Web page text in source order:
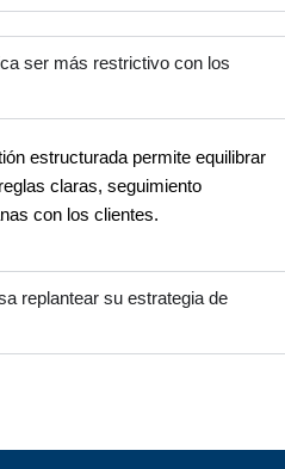
ser más restrictivo con los
estructurada permite equilibrar
claras, seguimiento
con los clientes.
replantear su estrategia de